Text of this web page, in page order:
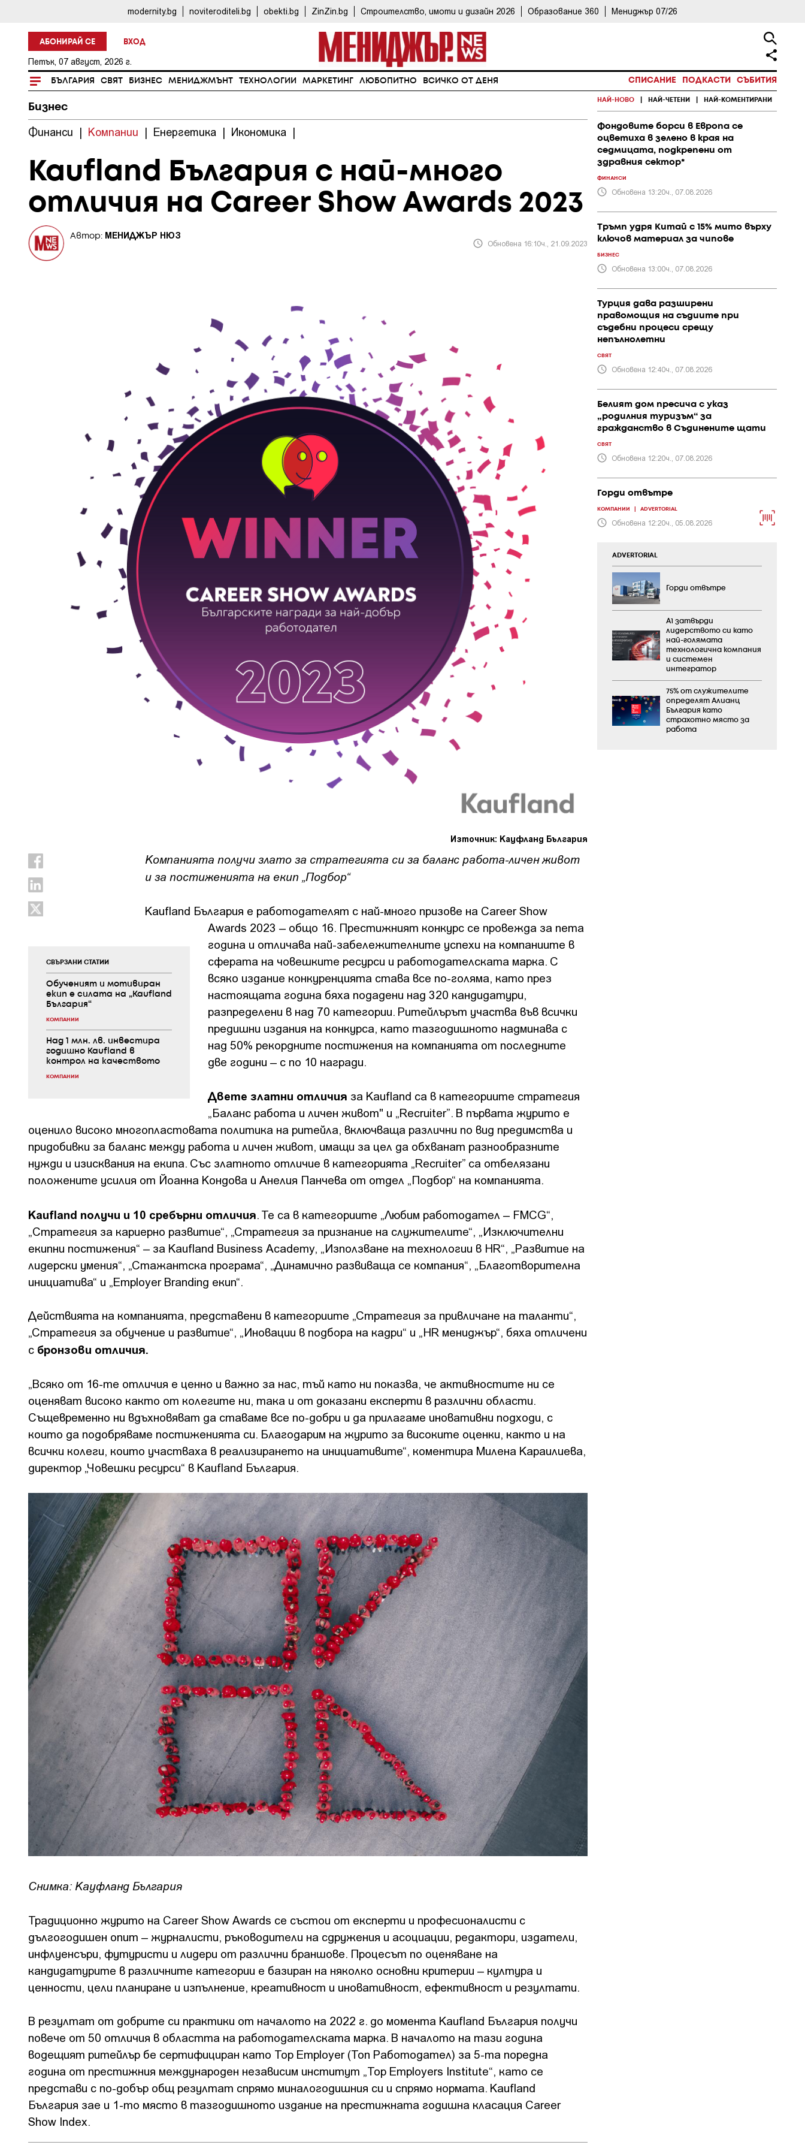
modernity.bg noviteroditeli.bg obekti.bg ZinZin.bg Строителство, имоти и дизайн 2026 Образование 360 Мениджър 07/26
АБОНИРАЙ СЕ ВХОД
Петък, 07 август, 2026 г.
БЪЛГАРИЯ СВЯТ БИЗНЕС МЕНИДЖМЪНТ ТЕХНОЛОГИИ МАРКЕТИНГ ЛЮБОПИТНО ВСИЧКО ОТ ДЕНЯ СПИСАНИЕ ПОДКАСТИ СЪБИТИЯ
Бизнес
Финанси | Компании | Енергетика | Икономика |
Kaufland България с най-много
отличия на Career Show Awards 2023
Автор: МЕНИДЖЪР НЮЗ
Обновена 16:10ч., 21.09.2023
Източник: Кауфланд България
СВЪРЗАНИ СТАТИИ
Обученият и мотивиран
екип е силата на „Kaufland
България“
КОМПАНИИ
Над 1 млн. лв. инвестира
годишно Kaufland в
контрол на качеството
КОМПАНИИ
Компанията получи злато за стратегията си за баланс работа-личен живот
и за постиженията на екип „Подбор“
Kaufland България е работодателят с най-много призове на Career Show
Awards 2023 – общо 16. Престижният конкурс се провежда за пета
година и отличава най-забележителните успехи на компаниите в
сферата на човешките ресурси и работодателската марка. С
всяко издание конкуренцията става все по-голяма, като през
настоящата година бяха подадени над 320 кандидатури,
разпределени в над 70 категории. Ритейлърът участва във всички
предишни издания на конкурса, като тазгодишното надминава с
над 50% рекордните постижения на компанията от последните
две години – с по 10 награди.
Двете златни отличия за Kaufland са в категориите стратегия
„Баланс работа и личен живот" и „Recruiter”. В първата журито е
оценило високо многопластовата политика на ритейла, включваща различни по вид предимства и
придобивки за баланс между работа и личен живот, имащи за цел да обхванат разнообразните
нужди и изисквания на екипа. Със златното отличие в категорията „Recruiter” са отбелязани
положените усилия от Йоанна Кондова и Анелия Панчева от отдел „Подбор“ на компанията.
Kaufland получи и 10 сребърни отличия . Те са в категориите „Любим работодател – FMCG“,
„Стратегия за кариерно развитие“, „Стратегия за признание на служителите“, „Изключителни
екипни постижения“ – за Kaufland Business Academy, „Използване на технологии в HR“, „Развитие на
лидерски умения“, „Стажантска програма“, „Динамично развиваща се компания“, „Благотворителна
инициатива“ и „Employer Branding екип“.
Действията на компанията, представени в категориите „Стратегия за привличане на таланти“,
„Стратегия за обучение и развитие“, „Иновации в подбора на кадри“ и „HR мениджър“, бяха отличени
с бронзови отличия.
„Всяко от 16-те отличия е ценно и важно за нас, тъй като ни показва, че активностите ни се
оценяват високо както от колегите ни, така и от доказани експерти в различни области.
Същевременно ни вдъхновяват да ставаме все по-добри и да прилагаме иновативни подходи, с
които да подобряваме постиженията си. Благодарим на журито за високите оценки, както и на
всички колеги, които участваха в реализирането на инициативите“, коментира Милена Караилиева,
директор „Човешки ресурси“ в Kaufland България.
Снимка: Кауфланд България
Традиционно журито на Career Show Awards се състои от експерти и професионалисти с
дългогодишен опит – журналисти, ръководители на сдружения и асоциации, редактори, издатели,
инфлуенсъри, футуристи и лидери от различни браншове. Процесът по оценяване на
кандидатурите в различните категории е базиран на няколко основни критерии – култура и
ценности, цели планиране и изпълнение, креативност и иновативност, ефективност и резултати.
В резултат от добрите си практики от началото на 2022 г. до момента Kaufland България получи
повече от 50 отличия в областта на работодателската марка. В началото на тази година
водещият ритейлър бе сертифициран като Top Employer (Топ Работодател) за 5-та поредна
година от престижния международен независим институт „Top Employers Institute“, като се
представи с по-добър общ резултат спрямо миналогодишния си и спрямо нормата. Kaufland
България зае и 1-то място в тазгодишното издание на престижната годишна класация Career
Show Index.
НАЙ-НОВО НАЙ-ЧЕТЕНИ НАЙ-КОМЕНТИРАНИ
Фондовите борси в Европа се
оцветиха в зелено в края на
седмицата, подкрепени от
здравния сектор*
ФИНАНСИ
Обновена 13:20ч., 07.08.2026
Тръмп удря Китай с 15% мито върху
ключов материал за чипове
БИЗНЕС
Обновена 13:00ч., 07.08.2026
Турция дава разширени
правомощия на съдиите при
съдебни процеси срещу
непълнолетни
СВЯТ
Обновена 12:40ч., 07.08.2026
Белият дом пресича с указ
„родилния туризъм“ за
гражданство в Съдинените щати
СВЯТ
Обновена 12:20ч., 07.08.2026
Горди отвътре
КОМПАНИИ ADVERTORIAL
Обновена 12:20ч., 05.08.2026
ADVERTORIAL
Горди отвътре
А1 затвърди
лидерството си като
най-голямата
технологична компания
и системен
интегратор
75% от служителите
определят Алианц
България като
страхотно място за
работа